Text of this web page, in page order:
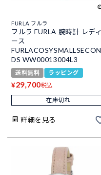
FURLA フルラ
フルラ FURLA 腕時計 レディ
ース
FURLACOSYSMALLSECON
DS WW00013004L3
送料無料 ラッピング
¥29,700税込
在庫切れ
詳細を見る